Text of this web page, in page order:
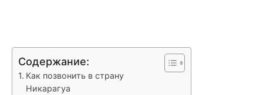
Содержание:
Как позвонить в страну
Никарагуа